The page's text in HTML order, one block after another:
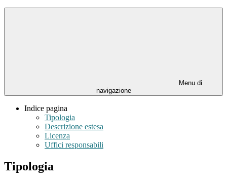
Menu di
navigazione
Indice pagina
Tipologia
Descrizione estesa
Licenza
Uffici responsabili
Tipologia